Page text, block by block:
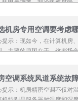
耗电量增加、制冷热速度慢
机房专用空调要考虑
提示：现如今，在计算机房
，主要的原因在于，这些场
空调系统风道系统故
提示：机房精密空调不仅对
机特别是服务器对温度和湿